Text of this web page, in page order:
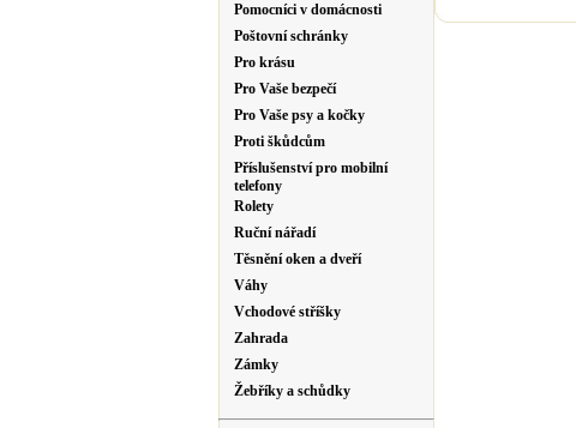
Pomocníci v domácnosti
Poštovní schránky
Pro krásu
Pro Vaše bezpečí
Pro Vaše psy a kočky
Proti škůdcům
Příslušenství pro mobilní
telefony
Rolety
Ruční nářadí
Těsnění oken a dveří
Váhy
Vchodové stříšky
Zahrada
Zámky
Žebříky a schůdky